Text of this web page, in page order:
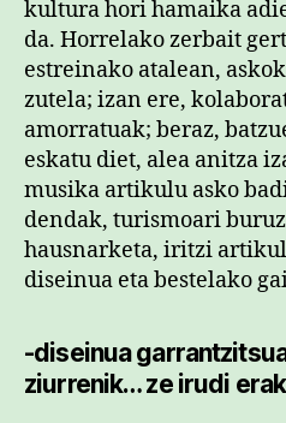
kultura hori hamaika
da. Horrelako zerbait
estreinako atalean,
zutela; izan ere,
amorratuak; beraz,
eskatu diet, alea anitza
musika artikulu asko
dendak, turismoari
hausnarketa, iritzi
diseinua eta bestelako
-diseinua
ziurrenik… ze irudi